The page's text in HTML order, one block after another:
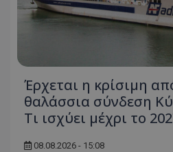
Έρχεται η κρίσιμη
θαλάσσια σύνδεση
Τι ισχύει μέχρι το
08.08.2026 - 15:08